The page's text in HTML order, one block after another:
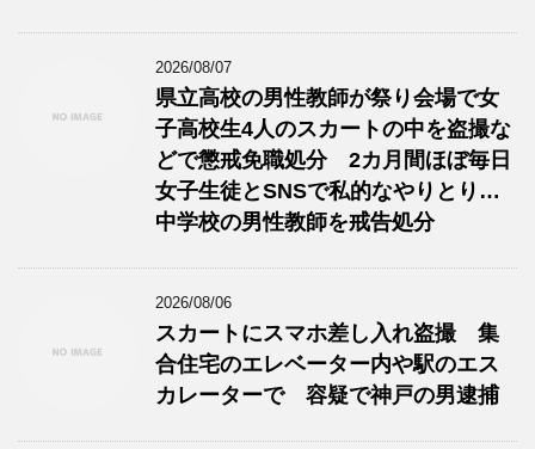
2026/08/07
県立高校の男性教師が祭り会場で女
子高校生4人のスカートの中を盗撮な
どで懲戒免職処分 2カ月間ほぼ毎日
女子生徒とSNSで私的なやりとり…
中学校の男性教師を戒告処分
2026/08/06
スカートにスマホ差し入れ盗撮 集
合住宅のエレベーター内や駅のエス
カレーターで 容疑で神戸の男逮捕